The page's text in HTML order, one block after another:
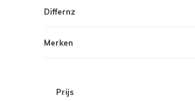
Differnz
Merken
Prijs